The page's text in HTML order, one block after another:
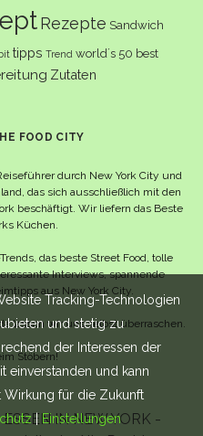
Rezepte Sandwich
tipps Trend world´s 50 best
Zutaten
FOOD CITY
durch New York City und
das sich ausschließlich mit den
beschäftigt. Wir liefern das Beste
Küchen.
das beste Street Food, tolle
Interviews, spannende
aus New York City.
lassen wir uns selbst überraschen.
Stöbern!
IN NEW YORK -
Tracking-Technologien
und stetig zu
der Interessen der
einverstanden und kann
für die Zukunft
| Einstellungen